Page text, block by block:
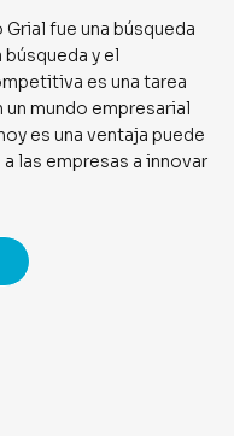
fue una búsqueda
y el
es una tarea
un mundo empresarial
es una ventaja puede
las empresas a innovar